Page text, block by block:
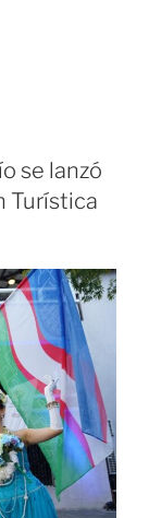
se lanzó
Turística